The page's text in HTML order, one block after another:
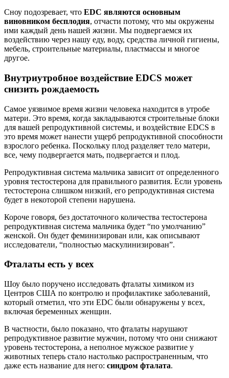
Сноу подозревает, что EDC являются основным
виновником бесплодия, отчасти потому, что мы окружены
ими каждый день нашей жизни. Мы подвергаемся их
воздействию через нашу еду, воду, средства личной гигиены,
мебель, строительные материалы, пластмассы и многое
другое.
Внутриутробное воздействие EDCS может
снизить рождаемость
Самое уязвимое время жизни человека находится в утробе
матери. Это время, когда закладываются строительные блоки
для вашей репродуктивной системы, и воздействие EDCS в
это время может нанести ущерб репродуктивной способности
взрослого ребенка. Поскольку плод разделяет тело матери,
все, чему подвергается мать, подвергается и плод.
Репродуктивная система мальчика зависит от определенного
уровня тестостерона для правильного развития. Если уровень
тестостерона слишком низкий, его репродуктивная система
будет в некоторой степени нарушена.
Короче говоря, без достаточного количества тестостерона
репродуктивная система мальчика будет “по умолчанию”
женской. Он будет феминизирован или, как описывают
исследователи, “полностью маскулинизирован”.
Фталаты есть у всех
Шоу было поручено исследовать фталаты химиком из
Центров США по контролю и профилактике заболеваний,
который отметил, что эти EDC были обнаружены у всех,
включая беременных женщин.
В частности, было показано, что фталаты нарушают
репродуктивное развитие мужчин, потому что они снижают
уровень тестостерона, а неполное мужское развитие у
животных теперь стало настолько распространенным, что
даже есть название для него: синдром фталата.